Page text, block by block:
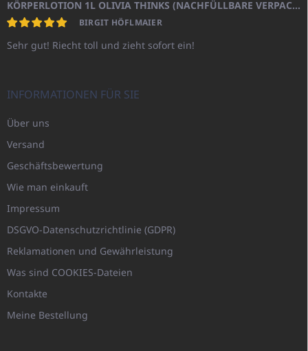
KÖRPERLOTION 1L OLIVIA THINKS (NACHFÜLLBARE VERPACKUNG)
BIRGIT HÖFLMAIER
Sehr gut! Riecht toll und zieht sofort ein!
INFORMATIONEN FÜR SIE
Über uns
Versand
Geschäftsbewertung
Wie man einkauft
Impressum
DSGVO-Datenschutzrichtlinie (GDPR)
Reklamationen und Gewährleistung
Was sind COOKIES-Dateien
Kontakte
Meine Bestellung